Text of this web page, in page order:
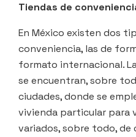
Tiendas de
En México existen dos
conveniencia, las de
formato internacional.
se encuentran, sobre
ciudades, donde se
vivienda particular para
variados, sobre todo, de